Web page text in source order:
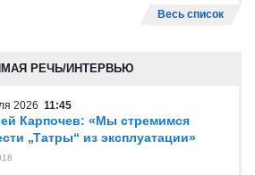
Весь список
РЕЧЬ/ИНТЕРВЬЮ
2026 11:45
Карпочев: «Мы стремимся
„Татры“ из эксплуатации»